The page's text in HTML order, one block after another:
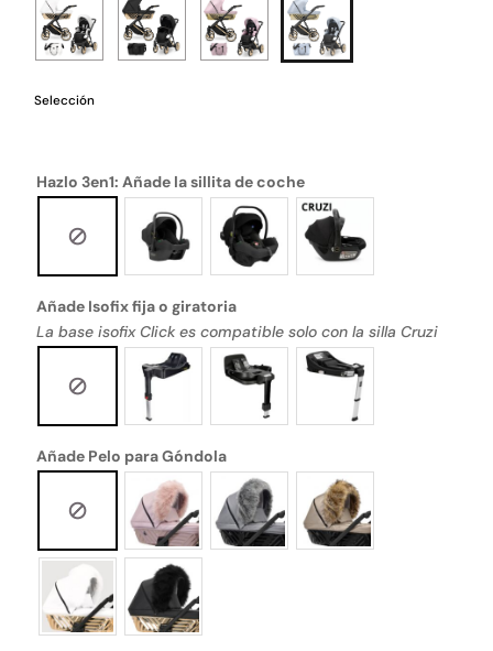
Selección
Hazlo 3en1: Añade la sillita de coche
Añade Isofix fija o giratoria
La base isofix Click es compatible solo con la silla Cruzi
Añade Pelo para Góndola